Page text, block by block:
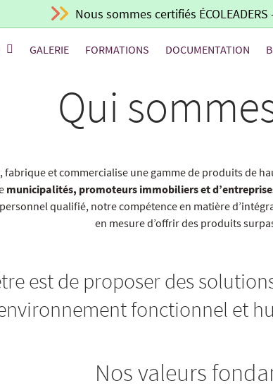
Nous sommes certifiés ÉCOLEADERS
GALERIE FORMATIONS DOCUMENTATION
Qui
fabrique et commercialise une gamme de produits de
municipalités, promoteurs immobiliers et
qualifié, notre compétence en matière
en mesure d’offrir des produits
est de proposer des
fonctionnel et
Nos valeurs